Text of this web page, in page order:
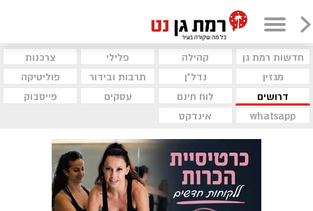
חדשות רמת גן קהילה פלילי
צרכנות
מגזין
נדל"ן תרבות ובידור
פוליטיקה
דרושים
לוח חינם עסקים
פייסבוק
whatsapp
אינדקס